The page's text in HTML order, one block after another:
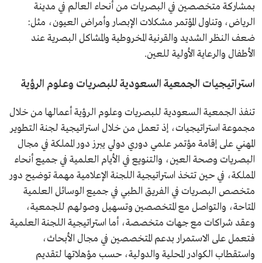
بمشاركة متخصصين في البصريات من أنحاء العالم في مدينة
الرياض، وتناول المؤتمر مشكلات الإبصار وأمراض العيون، مثل:
ضعف النظر الشديد والقرنية المخروطية والمشاكل البصرية عند
الأطفال والرعاية الأولية للعين.
استراتيجيات الجمعية السعودية للبصريات وعلوم الرؤية
تنفذ الجمعية السعودية للبصريات وعلوم الرؤية أعمالها من خلال
مجموعة استراتيجيات، إذ تعمل من خلال استراتيجية لجنة التطوير
المهني على إقامة مؤتمر علمي دوري دولي يبرز دور المملكة في مجال
البصريات وصحة العين، والتنويع في الأيام العلمية في جميع أنحاء
المملكة، في حين تتخذ استراتيجية اللجنة الإعلامية مهمة توضيح دور
متخصص البصريات في الفريق الطبي في جميع الوسائل العلمية
المتاحة، والتواصل مع المتخصصين وتسهيل وصولهم للجمعية،
وعقد شراكات مع جهات متخصصة، أما استراتيجية اللجنة العلمية
فتعمل على الاستمرار بدعم المتخصصين في مجال الأبحاث،
واستقطاب الكوادر المحلية والدولية، حسب مؤهلاتها لتقديم